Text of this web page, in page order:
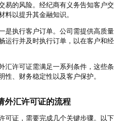
易的风险。经纪商有义务告知客户交
料以提升其金融知识。
是执行客户订单。公司需提供高质量
运行并及时执行订单，以在客户和经
汇许可证需满足一系列条件，这些条
性、财务稳定性以及客户保护。
外汇许可证的流程
可证，需要完成几个关键步骤。以下